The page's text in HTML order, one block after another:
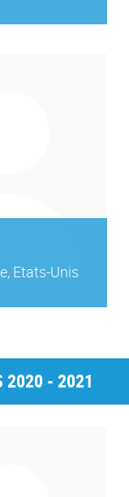
Etats-Unis
2020 - 2021